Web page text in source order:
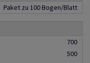
Paket zu 100 Bogen/Blatt
700
500